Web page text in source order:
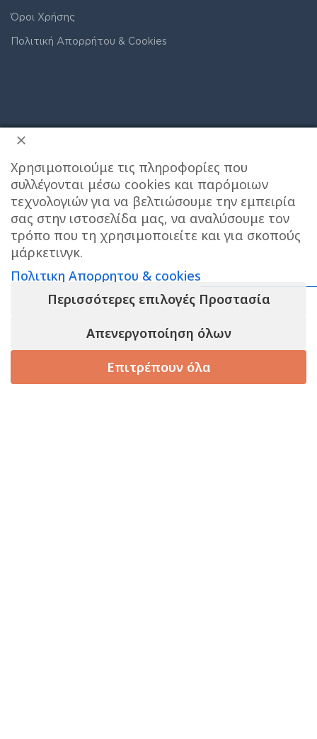
ΑΥΓΟΥΣΤΟ και αποστελλονται αμεσα οι
παραγγελιες σας , το φυσικο μας
καταστημα στον ΧΟΛΑΡΓΟ θα ειναι
ΚΛΕΙΣΤΟ για παραλαβες απο 10/8 εως 23/8,
Όροι Χρήσης
Πολιτική Απορρήτου & Cookies
ΔΙΕΥΘΥΝΣΗ ΚΑΤΑΣΤΗΜΑΤΟΣ
2106514570 Χάρτης
επικοινωνίας αποθήκης : 6976890700
Τηλεφωνο εξυπηρετησης πελατων e-shop : 2106540303
Ωράριο εξυπηρέτησης : 09:00-17:00
Χρησιμοποιούμε τις πληροφορίες που
συλλέγονται μέσω cookies και παρόμοιων
τεχνολογιών για να βελτιώσουμε την εμπειρία
σας στην ιστοσελίδα μας, να αναλύσουμε τον
τρόπο που τη χρησιμοποιείτε και για σκοπούς
μάρκετινγκ.
Πολιτικη Απορρητου & cookies
Περισσότερες επιλογές Προστασία
Απενεργοποίηση όλων
Επιτρέπουν όλα